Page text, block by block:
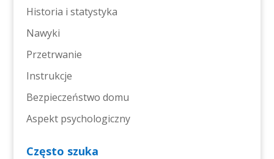
Historia i statystyka
Nawyki
Przetrwanie
Instrukcje
Bezpieczeństwo domu
Aspekt psychologiczny
Często szuka